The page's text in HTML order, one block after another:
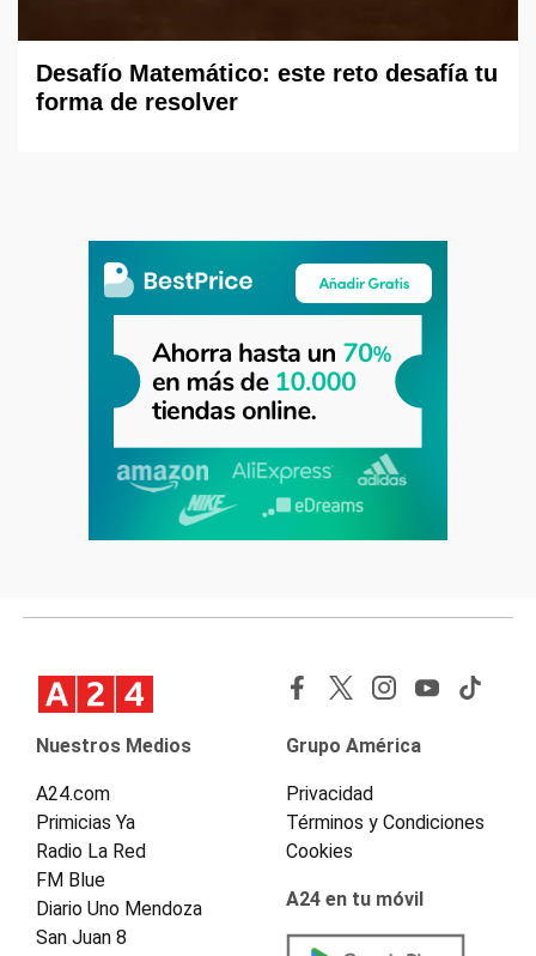
Desafío Matemático: este reto desafía tu
forma de resolver
Nuestros Medios
A24.com
Primicias Ya
Radio La Red
FM Blue
Diario Uno Mendoza
San Juan 8
Grupo América
Privacidad
Términos y Condiciones
Cookies
A24 en tu móvil